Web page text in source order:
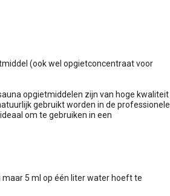
(ook wel opgietconcentraat voor
opgietmiddelen zijn van hoge kwaliteit
gebruikt worden in de professionele
om te gebruiken in een
5 ml op één liter water hoeft te